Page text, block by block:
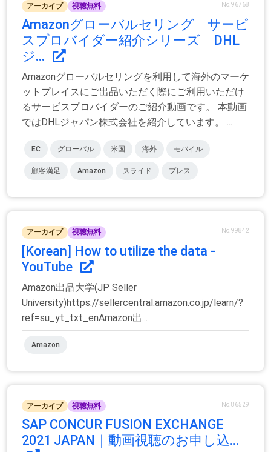
アーカイブ 視聴無料 No.96768
Amazonグローバルセリング サービ
スプロバイダー紹介シリーズ DHL
ジ...
Amazonグローバルセリングを利用して海外のマーケ
ットプレイスにご出品いただく際にご利用いただけ
るサービスプロバイダーのご紹介動画です。 本動画
ではDHLジャパン株式会社を紹介しています。 ...
EC グローバル 米国 海外 モバイル
顧客満足 Amazon スライド プレス
アーカイブ 視聴無料 No.99842
[Korean] How to utilize the data -
YouTube
Amazon出品大学(JP Seller
University)https://sellercentral.amazon.co.jp/learn/?
ref=su_yt_txt_enAmazon出...
Amazon
アーカイブ 視聴無料 No.86529
SAP CONCUR FUSION EXCHANGE
2021 JAPAN｜動画視聴のお申し込...